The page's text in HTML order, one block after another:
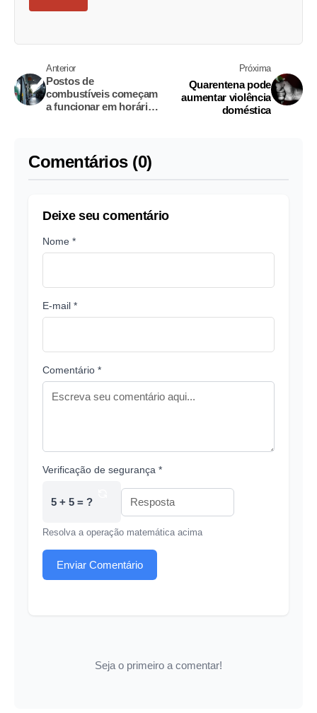
Anterior
Postos de
combustíveis começam
a funcionar em horário
Próxima
Quarentena pode
aumentar violência
doméstica
Comentários (0)
Deixe seu comentário
Nome *
E-mail *
Comentário *
Verificação de segurança *
5 + 5 = ?
Resolva a operação matemática acima
Enviar Comentário
Seja o primeiro a comentar!